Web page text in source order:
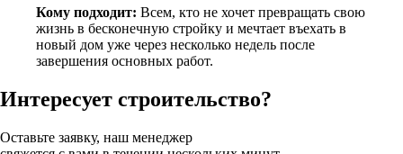
Кому подходит: Всем, кто не хочет превращать свою
жизнь в бесконечную стройку и мечтает въехать в
новый дом уже через несколько недель после
завершения основных работ.
Интересует строительство?
Оставьте заявку, наш менеджер